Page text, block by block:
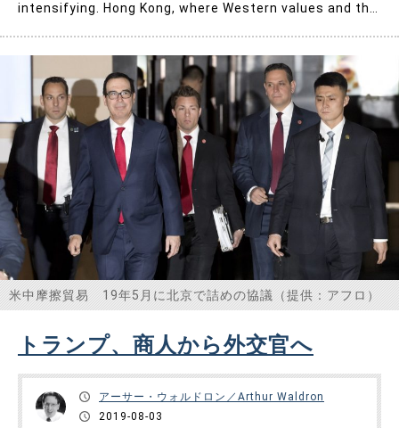
intensifying. Hong Kong, where Western values and the
米中摩擦貿易 19年5月に北京で詰めの協議（提供：アフロ）
トランプ、商人から外交官へ
アーサー・ウォルドロン／Arthur Waldron
2019-08-03